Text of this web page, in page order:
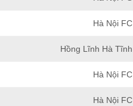
Hà Nội FC
Hồng Lĩnh Hà Tĩnh
Hà Nội FC
Hà Nội FC